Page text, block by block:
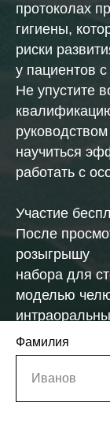
протоколах
гигиены,
риски
у пациентов
Не упустите
научиться
работать с
Участие
После
розыгрышу
набора для
моделью
Фамилия
Иванов